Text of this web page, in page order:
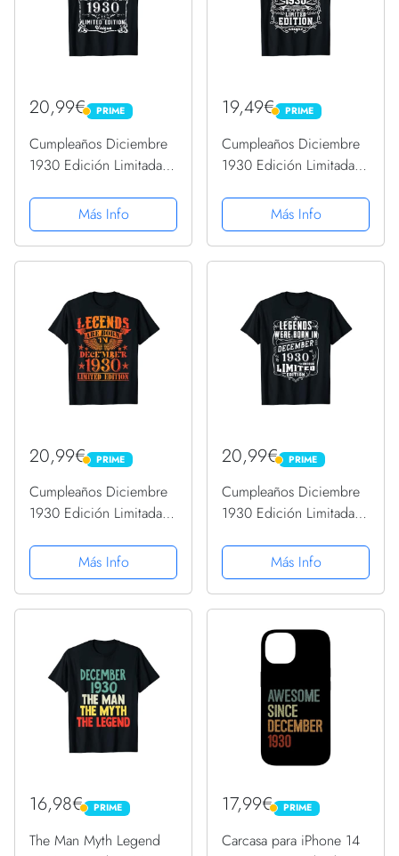
20,99€ PRIME
PRIME
Cumpleaños Diciembre
1930 Edición Limitada
Más Info
19,49€ PRIME
PRIME
Cumpleaños Diciembre
1930 Edición Limitada
Más Info
20,99€ PRIME
PRIME
Cumpleaños Diciembre
1930 Edición Limitada
Más Info
20,99€ PRIME
PRIME
Cumpleaños Diciembre
1930 Edición Limitada
Más Info
16,98€ PRIME
PRIME
The Man Myth Legend
17,99€ PRIME
PRIME
Carcasa para iPhone 14